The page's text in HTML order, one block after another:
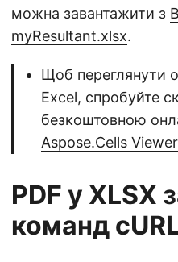
можна завантажити з
myResultant.xlsx.
Щоб переглянути
Excel, спробуйте
безкоштовною
Aspose.Cells
PDF у XLSX
команд